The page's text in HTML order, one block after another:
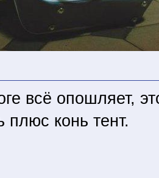
всё опошляет,
плюс конь тент.